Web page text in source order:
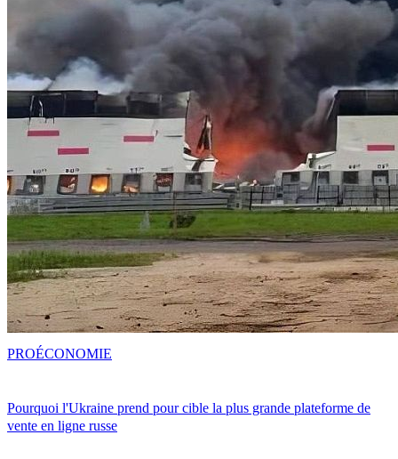
Pourquoi l'Ukraine prend pour cible la plus grande plateforme de
vente en ligne russe
PROÉCONOMIE